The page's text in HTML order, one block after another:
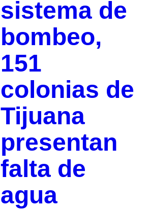
sistema de
bombeo,
151
colonias de
Tijuana
presentan
falta de
agua